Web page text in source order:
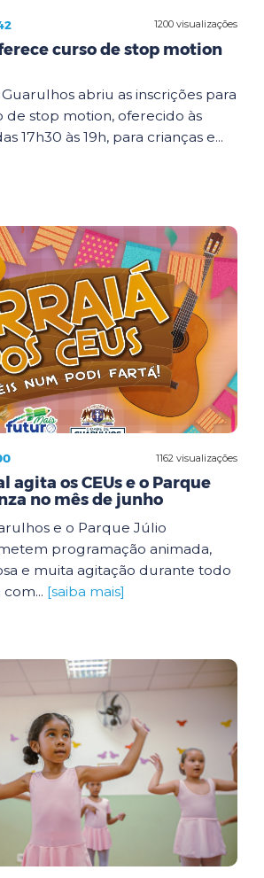
1200 visualizações
curso de stop motion
abriu as inscrições para
de stop motion, oferecido às
17h30 às 19h, para crianças e...
1162 visualizações
agita os CEUs e o Parque
no mês de junho
e o Parque Júlio
programação animada,
e muita agitação durante todo
[saiba mais]